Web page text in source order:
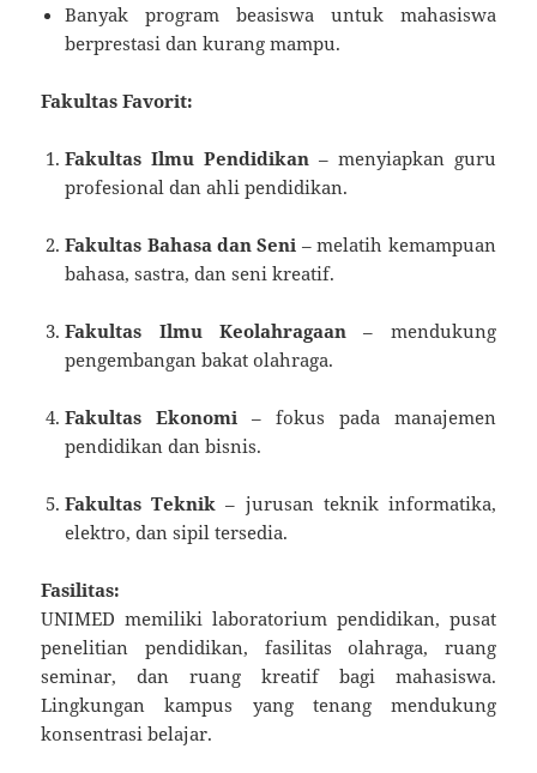
Banyak program beasiswa untuk mahasiswa
berprestasi dan kurang mampu.
Fakultas Favorit:
Fakultas Ilmu Pendidikan – menyiapkan guru
profesional dan ahli pendidikan.
Fakultas Bahasa dan Seni – melatih kemampuan
bahasa, sastra, dan seni kreatif.
Fakultas Ilmu Keolahragaan – mendukung
pengembangan bakat olahraga.
Fakultas Ekonomi – fokus pada manajemen
pendidikan dan bisnis.
Fakultas Teknik – jurusan teknik informatika,
elektro, dan sipil tersedia.
Fasilitas:
UNIMED memiliki laboratorium pendidikan, pusat
penelitian pendidikan, fasilitas olahraga, ruang
seminar, dan ruang kreatif bagi mahasiswa.
Lingkungan kampus yang tenang mendukung
konsentrasi belajar.